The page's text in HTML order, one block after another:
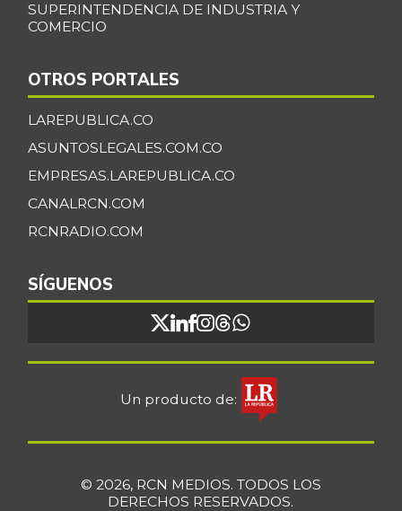
SUPERINTENDENCIA DE INDUSTRIA Y
COMERCIO
OTROS PORTALES
LAREPUBLICA.CO
ASUNTOSLEGALES.COM.CO
EMPRESAS.LAREPUBLICA.CO
CANALRCN.COM
RCNRADIO.COM
SÍGUENOS
Un producto de:
© 2026, RCN MEDIOS. TODOS LOS
DERECHOS RESERVADOS.